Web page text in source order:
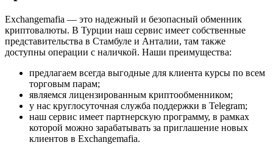
Exchangemafia — это надежный и безопасный обменник
криптовалюты. В Турции наш сервис имеет собственные
представительства в Стамбуле и Анталии, там также
доступны операции с наличкой. Наши преимущества:
предлагаем всегда выгодные для клиента курсы по всем
торговым парам;
являемся лицензированным криптообменником;
у нас круглосуточная служба поддержки в Telegram;
наш сервис имеет партнерскую программу, в рамках
которой можно зарабатывать за приглашение новых
клиентов в Exchangemafia.